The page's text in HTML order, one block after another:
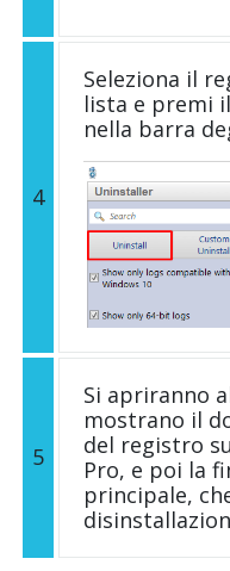
4
Seleziona il
lista e premi
nella barra
5
Si apriranno
mostrano il
del registro
Pro, e poi la
principale,